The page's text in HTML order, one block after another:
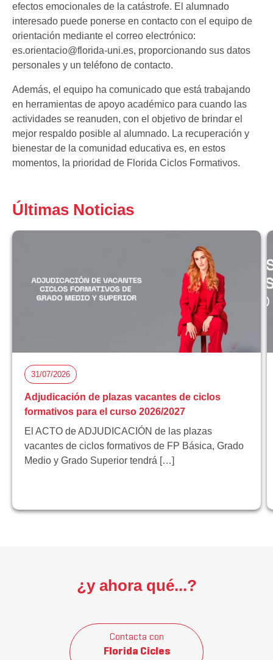
efectos emocionales de la catástrofe. El alumnado
interesado puede ponerse en contacto con el equipo de
orientación mediante el correo electrónico:
es.orientacio@florida-uni.es, proporcionando sus datos
personales y un teléfono de contacto.
Además, el equipo ha comunicado que está trabajando
en herramientas de apoyo académico para cuando las
actividades se reanuden, con el objetivo de brindar el
mejor respaldo posible al alumnado. La recuperación y
bienestar de la comunidad educativa es, en estos
momentos, la prioridad de Florida Ciclos Formativos.
Últimas Noticias
31/07/2026
Adjudicación de plazas vacantes de ciclos
formativos para el curso 2026/2027
El ACTO de ADJUDICACIÓN de las plazas
vacantes de ciclos formativos de FP Básica, Grado
Medio y Grado Superior tendrá […]
¿y ahora qué...?
Contacta con
Florida Cicles